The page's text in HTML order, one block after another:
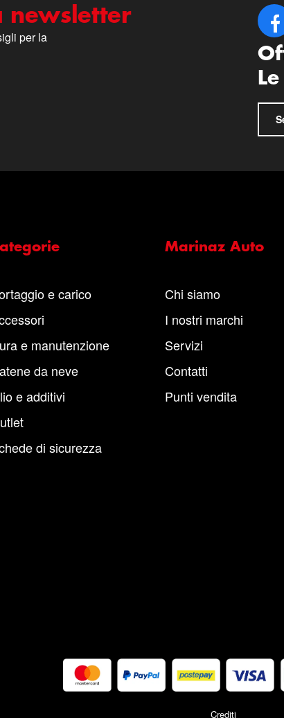
newsletter
per la
e carico
e manutenzione
da neve
e additivi
di sicurezza
Marinaz Auto
Chi siamo
I nostri marchi
Servizi
Contatti
Punti vendita
Crediti